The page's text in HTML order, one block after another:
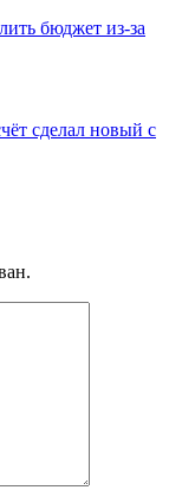
бюджет из-за
сделал новый с